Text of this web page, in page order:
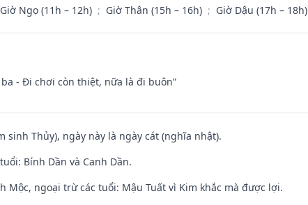
Giờ Ngọ (11h – 12h) ; Giờ Thân (15h – 16h) ; Giờ Dậu (17h – 18h)
- Đi chơi còn thiệt, nữa là đi buôn”
sinh Thủy), ngày này là ngày cát (nghĩa nhật).
Bính Dần và Canh Dần.
Mộc, ngoại trừ các tuổi: Mậu Tuất vì Kim khắc mà được lợi.